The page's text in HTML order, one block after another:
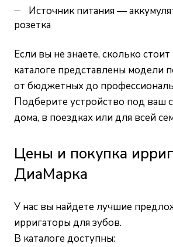
Источник питания —
розетка
Если вы не знаете, сколько
каталоге представлены модели
от бюджетных до
Подберите устройство под ваш
дома, в поездках или для всей
Цены и покупка
ДиаМарка
У нас вы найдете лучшие
ирригаторы для зубов.
В каталоге доступны: